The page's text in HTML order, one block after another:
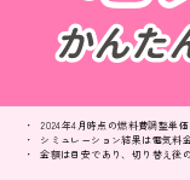
2024年4月時点の燃料費調整単
シミュレーション結果は電気料
金額は目安であり、切り替え後